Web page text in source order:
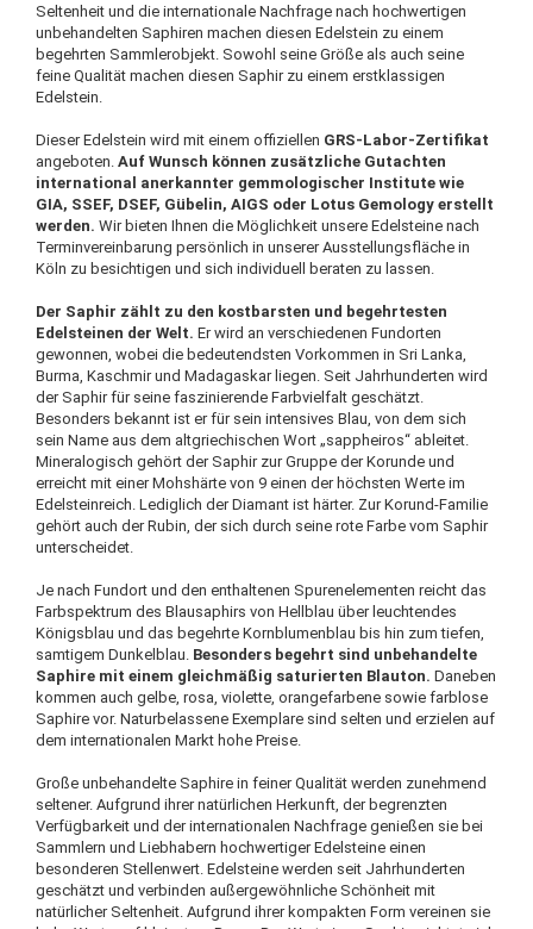
Seltenheit und die internationale Nachfrage nach hochwertigen
unbehandelten Saphiren machen diesen Edelstein zu einem
begehrten Sammlerobjekt. Sowohl seine Größe als auch seine
feine Qualität machen diesen Saphir zu einem erstklassigen
Edelstein.
Dieser Edelstein wird mit einem offiziellen GRS-Labor-Zertifikat
angeboten. Auf Wunsch können zusätzliche Gutachten
international anerkannter gemmologischer Institute wie
GIA, SSEF, DSEF, Gübelin, AIGS oder Lotus Gemology erstellt
werden. Wir bieten Ihnen die Möglichkeit unsere Edelsteine nach
Terminvereinbarung persönlich in unserer Ausstellungsfläche in
Köln zu besichtigen und sich individuell beraten zu lassen.
Der Saphir zählt zu den kostbarsten und begehrtesten
Edelsteinen der Welt. Er wird an verschiedenen Fundorten
gewonnen, wobei die bedeutendsten Vorkommen in Sri Lanka,
Burma, Kaschmir und Madagaskar liegen. Seit Jahrhunderten wird
der Saphir für seine faszinierende Farbvielfalt geschätzt.
Besonders bekannt ist er für sein intensives Blau, von dem sich
sein Name aus dem altgriechischen Wort „sappheiros“ ableitet.
Mineralogisch gehört der Saphir zur Gruppe der Korunde und
erreicht mit einer Mohshärte von 9 einen der höchsten Werte im
Edelsteinreich. Lediglich der Diamant ist härter. Zur Korund-Familie
gehört auch der Rubin, der sich durch seine rote Farbe vom Saphir
unterscheidet.
Je nach Fundort und den enthaltenen Spurenelementen reicht das
Farbspektrum des Blausaphirs von Hellblau über leuchtendes
Königsblau und das begehrte Kornblumenblau bis hin zum tiefen,
samtigem Dunkelblau. Besonders begehrt sind unbehandelte
Saphire mit einem gleichmäßig saturierten Blauton. Daneben
kommen auch gelbe, rosa, violette, orangefarbene sowie farblose
Saphire vor. Naturbelassene Exemplare sind selten und erzielen auf
dem internationalen Markt hohe Preise.
Große unbehandelte Saphire in feiner Qualität werden zunehmend
seltener. Aufgrund ihrer natürlichen Herkunft, der begrenzten
Verfügbarkeit und der internationalen Nachfrage genießen sie bei
Sammlern und Liebhabern hochwertiger Edelsteine einen
besonderen Stellenwert. Edelsteine werden seit Jahrhunderten
geschätzt und verbinden außergewöhnliche Schönheit mit
natürlicher Seltenheit. Aufgrund ihrer kompakten Form vereinen sie